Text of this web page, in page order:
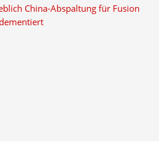
China-Abspaltung für Fusion